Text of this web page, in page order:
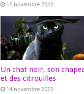
15 novembre 2023
Un chat noir, son
et des citrouilles
14 novembre 2023